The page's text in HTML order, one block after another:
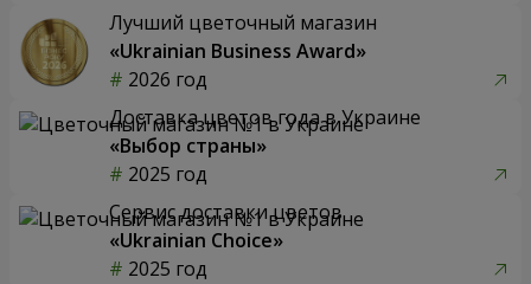
Лучший цветочный магазин
«Ukrainian Business Award»
2026 год
Доставка цветов года в Украине
«Выбор страны»
2025 год
Сервис доставки цветов
«Ukrainian Choice»
2025 год